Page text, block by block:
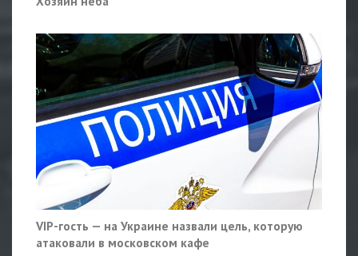
VIP-гость — на Украине назвали цель, которую
атаковали в московском кафе